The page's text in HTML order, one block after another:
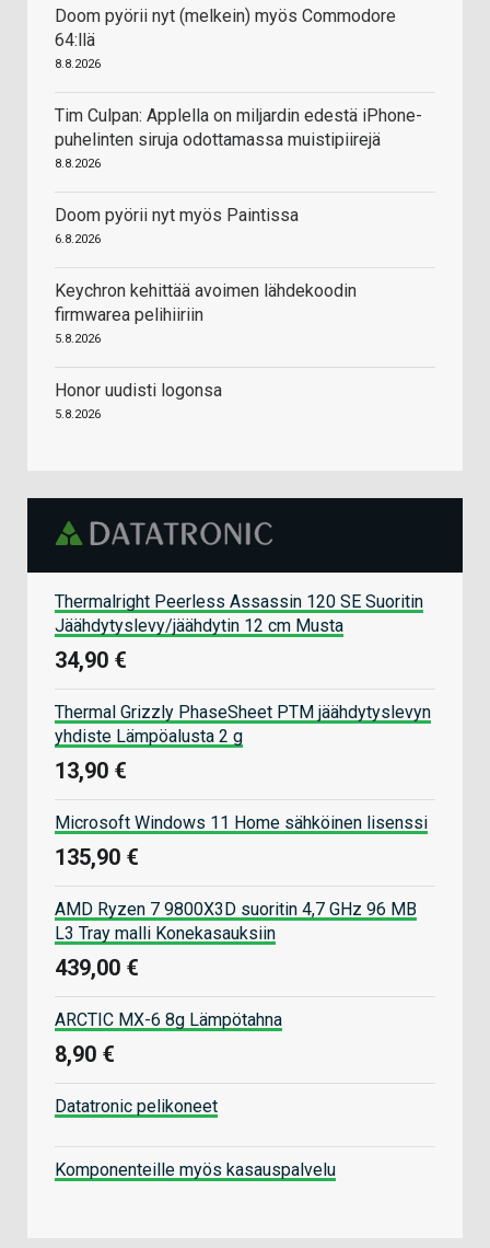
Doom pyörii nyt (melkein) myös Commodore
64:llä
8.8.2026
Tim Culpan: Applella on miljardin edestä iPhone-
puhelinten siruja odottamassa muistipiirejä
8.8.2026
Doom pyörii nyt myös Paintissa
6.8.2026
Keychron kehittää avoimen lähdekoodin
firmwarea pelihiiriin
5.8.2026
Honor uudisti logonsa
5.8.2026
Thermalright Peerless Assassin 120 SE Suoritin
Jäähdytyslevy/jäähdytin 12 cm Musta
34,90 €
Thermal Grizzly PhaseSheet PTM jäähdytyslevyn
yhdiste Lämpöalusta 2 g
13,90 €
Microsoft Windows 11 Home sähköinen lisenssi
135,90 €
AMD Ryzen 7 9800X3D suoritin 4,7 GHz 96 MB
L3 Tray malli Konekasauksiin
439,00 €
ARCTIC MX-6 8g Lämpötahna
8,90 €
Datatronic pelikoneet
Komponenteille myös kasauspalvelu